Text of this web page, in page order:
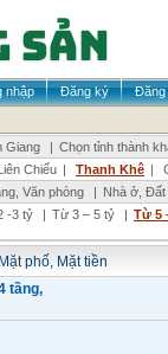
nhập Đăng ký
Đăng
Giang | Chọn tỉnh thành
Chiểu | Thanh Khê |
Văn phòng | Nhà ở,
-3 tỷ | Từ 3 – 5 tỷ | Từ 5
Mặt phố, Mặt tiền
tầng,